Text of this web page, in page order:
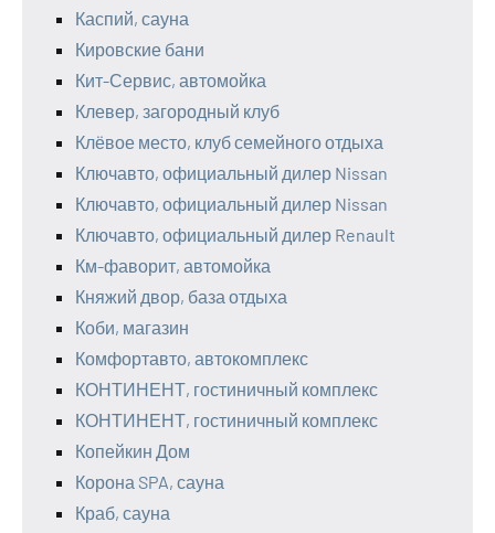
Каспий, сауна
Кировские бани
Кит-Сервис, автомойка
Клевер, загородный клуб
Клёвое место, клуб семейного отдыха
Ключавто, официальный дилер Nissan
Ключавто, официальный дилер Nissan
Ключавто, официальный дилер Renault
Км-фаворит, автомойка
Княжий двор, база отдыха
Коби, магазин
Комфортавто, автокомплекс
КОНТИНЕНТ, гостиничный комплекс
КОНТИНЕНТ, гостиничный комплекс
Копейкин Дом
Корона SPA, сауна
Краб, сауна